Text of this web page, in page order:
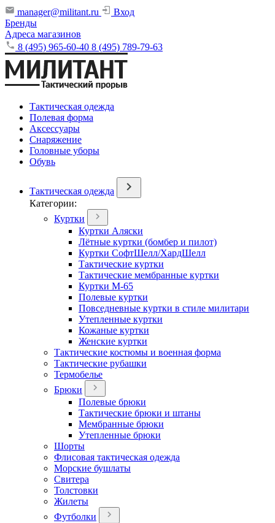
manager@militant.ru
Вход
Бренды
Адреса магазинов
8 (495) 965-60-40 8 (495) 789-79-63
Тактическая одежда
Полевая форма
Аксессуары
Снаряжение
Головные уборы
Обувь
Тактическая одежда
Категории:
Куртки
Куртки Аляски
Лётные куртки (бомбер и пилот)
Куртки СофтШелл/ХардШелл
Тактические куртки
Тактические мембранные куртки
Куртки М-65
Полевые куртки
Повседневные куртки в стиле милитари
Утепленные куртки
Кожаные куртки
Женские куртки
Тактические костюмы и военная форма
Тактические рубашки
Термобелье
Брюки
Полевые брюки
Тактические брюки и штаны
Мембранные брюки
Утепленные брюки
Шорты
Флисовая тактическая одежда
Морские бушлаты
Свитера
Толстовки
Жилеты
Футболки